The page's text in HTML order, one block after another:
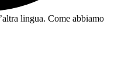
lingua. Come abbiamo